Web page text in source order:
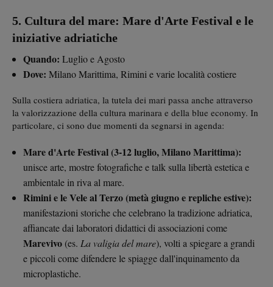
5. Cultura del mare: Mare d'Arte Festival e le
iniziative adriatiche
Quando: Luglio e Agosto
Dove: Milano Marittima, Rimini e varie località costiere
Sulla costiera adriatica, la tutela dei mari passa anche attraverso
la valorizzazione della cultura marinara e della blue economy. In
particolare, ci sono due momenti da segnarsi in agenda:
Mare d'Arte Festival (3-12 luglio, Milano Marittima):
unisce arte, mostre fotografiche e talk sulla libertà estetica e
ambientale in riva al mare.
Rimini e le Vele al Terzo (metà giugno e repliche estive):
manifestazioni storiche che celebrano la tradizione adriatica,
affiancate dai laboratori didattici di associazioni come
Marevivo(es. La valigia del mare), volti a spiegare a grandi
e piccoli come difendere le spiagge dall'inquinamento da
microplastiche.